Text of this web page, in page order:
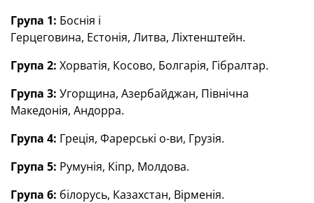
Група 1: Боснія і
Герцеговина, Естонія, Литва, Ліхтенштейн.
Група 2: Хорватія, Косово, Болгарія, Гібралтар.
Група 3: Угорщина, Азербайджан, Північна
Македонія, Андорра.
Група 4: Греція, Фарерські о-ви, Грузія.
Група 5: Румунія, Кіпр, Молдова.
Група 6: білорусь, Казахстан, Вірменія.